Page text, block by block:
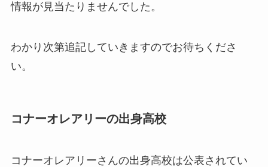
情報が見当たりませんでした。
わかり次第追記していきますのでお待ちくださ
い。
コナーオレアリーの出身高校
コナーオレアリーさんの出身高校は公表されてい